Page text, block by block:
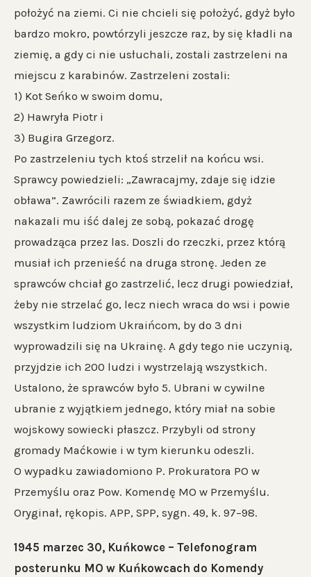
położyć na ziemi. Ci nie chcieli się położyć, gdyż było
bardzo mokro, powtórzyli jeszcze raz, by się kładli na
ziemię, a gdy ci nie usłuchali, zostali zastrzeleni na
miejscu z karabinów. Zastrzeleni zostali:
1) Kot Seńko w swoim domu,
2) Hawryła Piotr i
3) Bugira Grzegorz.
Po zastrzeleniu tych ktoś strzelił na końcu wsi.
Sprawcy powiedzieli: „Zawracajmy, zdaje się idzie
obława”. Zawrócili razem ze świadkiem, gdyż
nakazali mu iść dalej ze sobą, pokazać drogę
prowadząca przez las. Doszli do rzeczki, przez którą
musiał ich przenieść na druga stronę. Jeden ze
sprawców chciał go zastrzelić, lecz drugi powiedział,
żeby nie strzelać go, lecz niech wraca do wsi i powie
wszystkim ludziom Ukraińcom, by do 3 dni
wyprowadzili się na Ukrainę. A gdy tego nie uczynią,
przyjdzie ich 200 ludzi i wystrzelają wszystkich.
Ustalono, że sprawców było 5. Ubrani w cywilne
ubranie z wyjątkiem jednego, który miał na sobie
wojskowy sowiecki płaszcz. Przybyli od strony
gromady Maćkowie i w tym kierunku odeszli.
O wypadku zawiadomiono P. Prokuratora PO w
Przemyślu oraz Pow. Komendę MO w Przemyślu.
Oryginał, rękopis. APP, SPP, sygn. 49, k. 97–98.
1945 marzec 30, Kuńkowce – Telefonogram
posterunku MO w Kuńkowcach do Komendy